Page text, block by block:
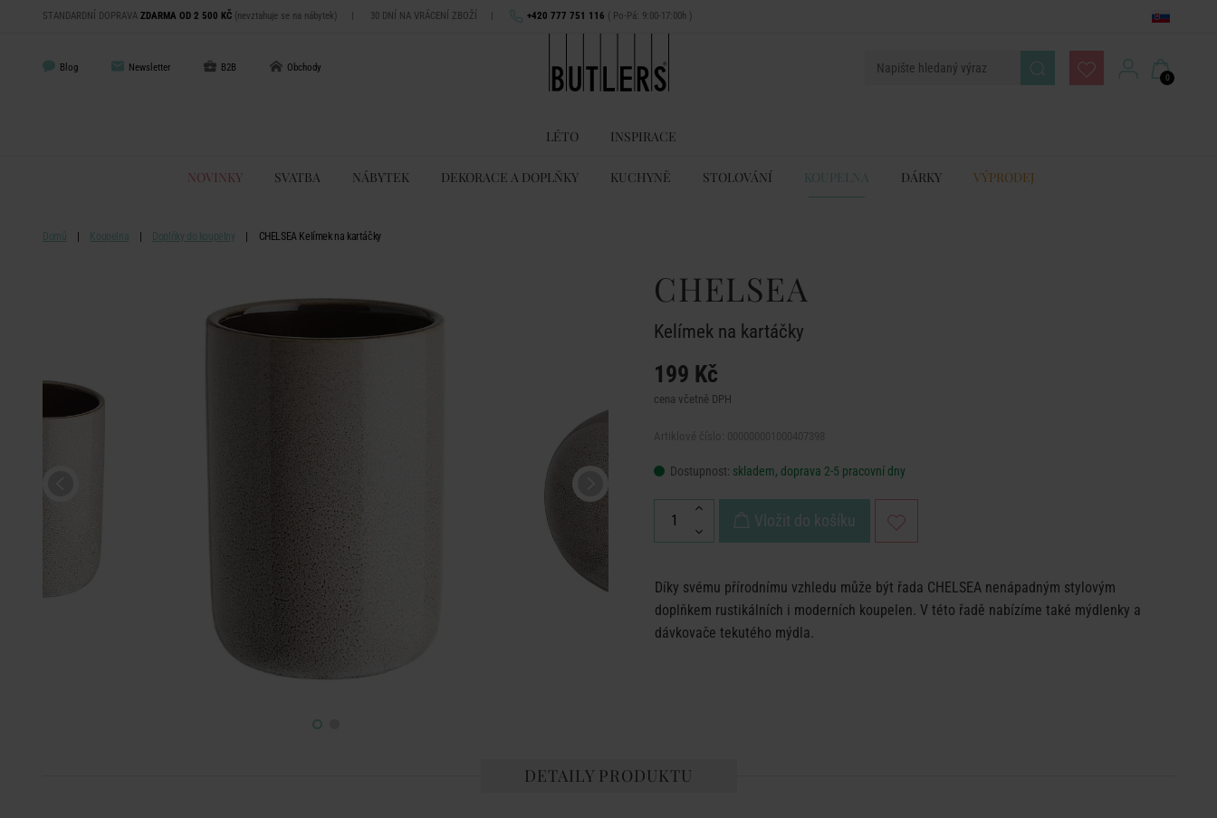
STANDARDNÍ DOPRAVA ZDARMA OD 2 500 KČ (nevztahuje se na nábytek) | 30 DNÍ NA VRÁCENÍ ZBOŽÍ | +420 777 751 116 ( Po-Pá: 9:00-17:00h )
Blog Newsletter B2B Obchody
0
LÉTO INSPIRACE
NOVINKY SVATBA NÁBYTEK DEKORACE A DOPLŇKY KUCHYNĚ STOLOVÁNÍ KOUPELNA DÁRKY VÝPRODEJ
Domů Koupelna Doplňky do koupelny CHELSEA Kelímek na kartáčky
CHELSEA
Kelímek na kartáčky
199 Kč
cena včetně DPH
Dostupnost: skladem, doprava 2-5 pracovní dny
Vložit do košíku
Díky svému přírodnímu vzhledu může být řada CHELSEA nenápadným stylovým
doplňkem rustikálních i moderních koupelen. V této řadě nabízíme také mýdlenky a
dávkovače tekutého mýdla.
DETAILY PRODUKTU